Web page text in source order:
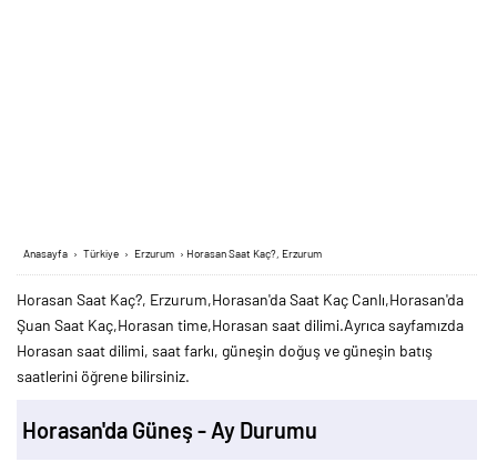
Anasayfa › Türkiye › Erzurum › Horasan Saat Kaç?, Erzurum
Horasan Saat Kaç?, Erzurum,Horasan'da Saat Kaç Canlı,Horasan'da
Şuan Saat Kaç,Horasan time,Horasan saat dilimi.Ayrıca sayfamızda
Horasan saat dilimi, saat farkı, güneşin doğuş ve güneşin batış
saatlerini öğrene bilirsiniz.
Horasan'da Güneş - Ay Durumu